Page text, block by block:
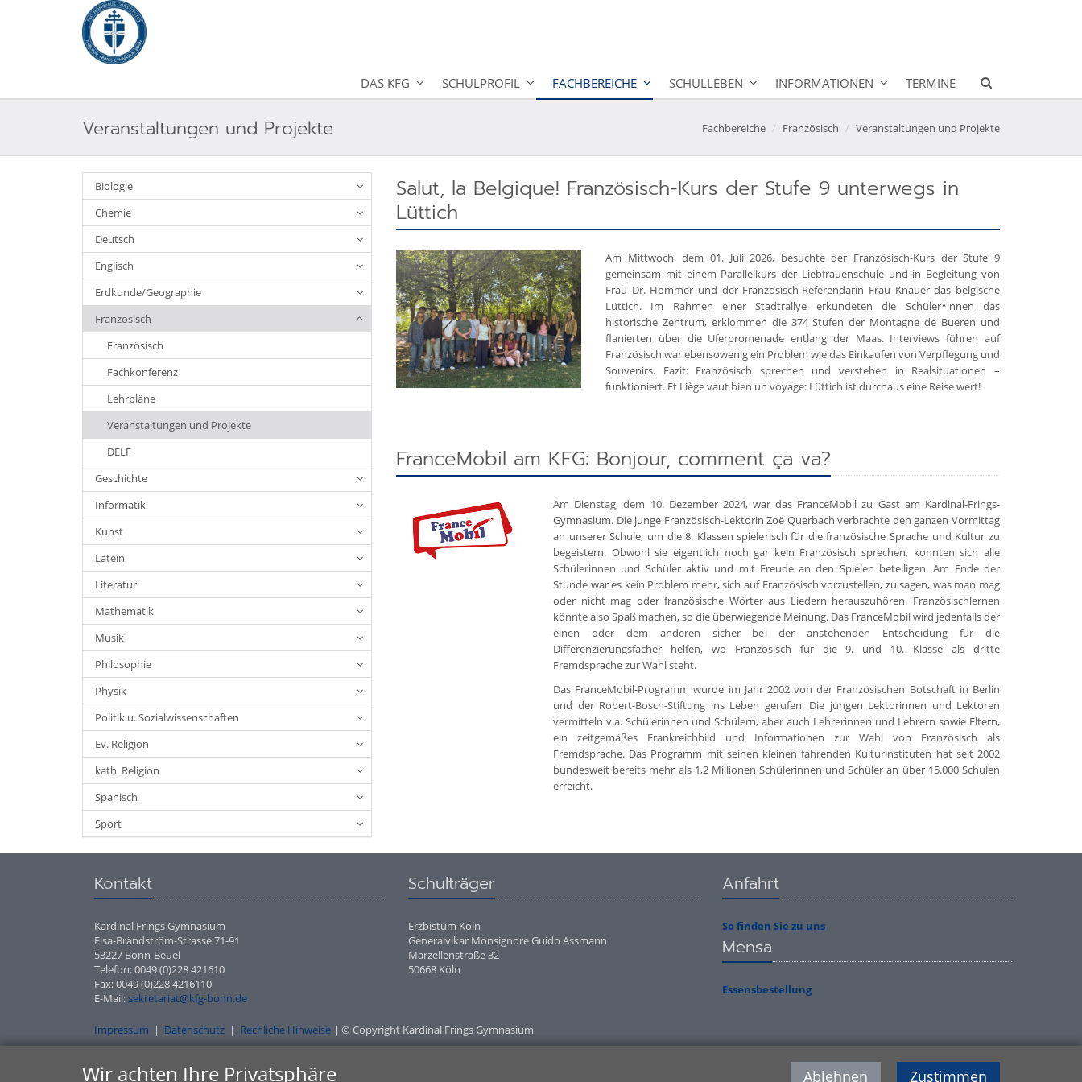
DAS KFG SCHULPROFIL FACHBEREICHE SCHULLEBEN INFORMATIONEN TERMINE
Veranstaltungen und Projekte Fachbereiche Französisch Veranstaltungen und Projekte
Biologie
Chemie
Deutsch
Englisch
Erdkunde/Geographie
Französisch
Französisch
Fachkonferenz
Lehrpläne
Veranstaltungen und Projekte
DELF
Geschichte
Informatik
Kunst
Latein
Literatur
Mathematik
Musik
Philosophie
Physik
Politik u. Sozialwissenschaften
Ev. Religion
kath. Religion
Spanisch
Sport
Salut, la Belgique! Französisch-Kurs der Stufe 9 unterwegs in
Lüttich
Am Mittwoch, dem 01. Juli 2026, besuchte der Französisch-Kurs der Stufe 9
gemeinsam mit einem Parallelkurs der Liebfrauenschule und in Begleitung von
Frau Dr. Hommer und der Französisch-Referendarin Frau Knauer das belgische
Lüttich. Im Rahmen einer Stadtrallye erkundeten die Schüler*innen das
historische Zentrum, erklommen die 374 Stufen der Montagne de Bueren und
flanierten über die Uferpromenade entlang der Maas. Interviews führen auf
Französisch war ebensowenig ein Problem wie das Einkaufen von Verpflegung und
Souvenirs. Fazit: Französisch sprechen und verstehen in Realsituationen –
funktioniert. Et Liège vaut bien un voyage: Lüttich ist durchaus eine Reise wert!
FranceMobil am KFG: Bonjour, comment ça va?
Am Dienstag, dem 10. Dezember 2024, war das FranceMobil zu Gast am Kardinal-Frings-
Gymnasium. Die junge Französisch-Lektorin Zoë Querbach verbrachte den ganzen Vormittag
an unserer Schule, um die 8. Klassen spielerisch für die französische Sprache und Kultur zu
begeistern. Obwohl sie eigentlich noch gar kein Französisch sprechen, konnten sich alle
Schülerinnen und Schüler aktiv und mit Freude an den Spielen beteiligen. Am Ende der
Stunde war es kein Problem mehr, sich auf Französisch vorzustellen, zu sagen, was man mag
oder nicht mag oder französische Wörter aus Liedern herauszuhören. Französischlernen
könnte also Spaß machen, so die überwiegende Meinung. Das FranceMobil wird jedenfalls der
einen oder dem anderen sicher bei der anstehenden Entscheidung für die
Differenzierungsfächer helfen, wo Französisch für die 9. und 10. Klasse als dritte
Fremdsprache zur Wahl steht.
Das FranceMobil-Programm wurde im Jahr 2002 von der Französischen Botschaft in Berlin
und der Robert-Bosch-Stiftung ins Leben gerufen. Die jungen Lektorinnen und Lektoren
vermitteln v.a. Schülerinnen und Schülern, aber auch Lehrerinnen und Lehrern sowie Eltern,
ein zeitgemäßes Frankreichbild und Informationen zur Wahl von Französisch als
Fremdsprache. Das Programm mit seinen kleinen fahrenden Kulturinstituten hat seit 2002
bundesweit bereits mehr als 1,2 Millionen Schülerinnen und Schüler an über 15.000 Schulen
erreicht.
Kontakt
Kardinal Frings Gymnasium
Elsa-Brändström-Strasse 71-91
53227 Bonn-Beuel
Telefon: 0049 (0)228 421610
Fax: 0049 (0)228 4216110
E-Mail: sekretariat@kfg-bonn.de
Schulträger
Erzbistum Köln
Generalvikar Monsignore Guido Assmann
Marzellenstraße 32
50668 Köln
Anfahrt
So finden Sie zu uns
Mensa
Essensbestellung
Impressum | Datenschutz | Rechliche Hinweise | © Copyright Kardinal Frings Gymnasium
Wir achten Ihre Privatsphäre Ablehnen Zustimmen